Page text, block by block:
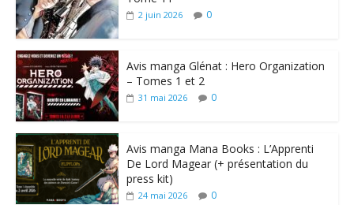
2 juin 2026 0
Avis manga Glénat : Hero Organization
– Tomes 1 et 2
31 mai 2026 0
Avis manga Mana Books : L’Apprenti
De Lord Magear (+ présentation du
press kit)
24 mai 2026 0